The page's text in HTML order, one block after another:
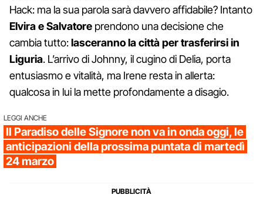
Hack: ma la sua parola sarà davvero affidabile? Intanto
Elvira e Salvatore prendono una decisione che
cambia tutto:lasceranno la città per trasferirsi in
Liguria. L’arrivo di Johnny, il cugino di Delia, porta
entusiasmo e vitalità, ma Irene resta in allerta:
qualcosa in lui la mette profondamente a disagio.
LEGGI ANCHE
Il Paradiso delle Signore non va in onda oggi, le
anticipazioni della prossima puntata di martedì
24 marzo